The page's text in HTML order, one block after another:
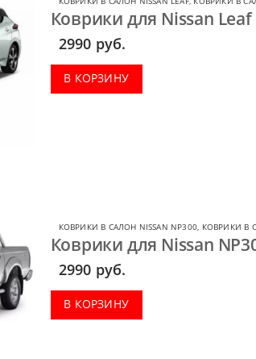
Коврики для Nissan Leaf
2990 руб.
В КОРЗИНУ
КОВРИКИ В САЛОН NISSAN NP300, КОВРИКИ В
Коврики для Nissan
2990 руб.
В КОРЗИНУ